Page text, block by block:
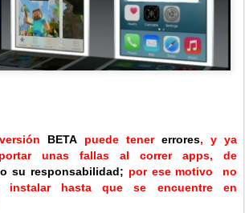
BETA puede tenererrores, y ya
unas fallas al correr apps, de
su responsabilidad; por ese motivo no
instalar hasta que se encuentre en